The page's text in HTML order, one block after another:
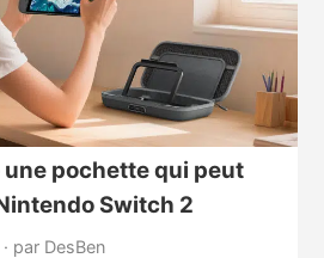
pochette qui peut
Switch 2
· par DesBen